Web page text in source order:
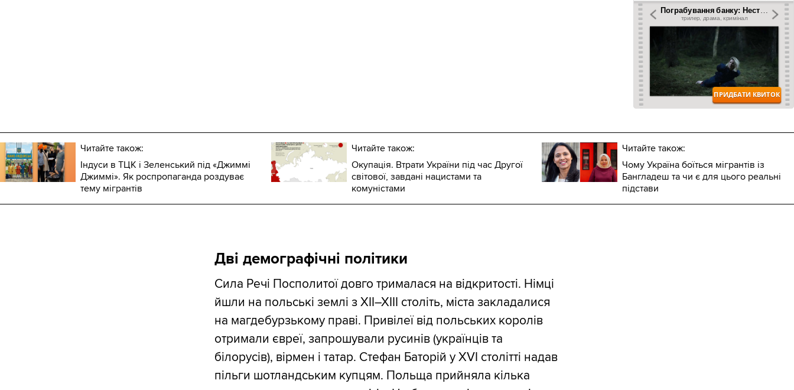
Читайте також:
Індуси в ТЦК і Зеленський під «Джиммі
Джиммі». Як роспропаганда роздуває
тему мігрантів
Читайте також:
Окупація. Втрати України під час Другої
світової, завдані нацистами та
комуністами
Читайте також:
Чому Україна боїться мігрантів із
Бангладеш та чи є для цього реальні
підстави
Дві демографічні політики
Сила Речі Посполитої довго трималася на відкритості. Німці
йшли на польські землі з XII–XIII століть, міста закладалися
на магдебурзькому праві. Привілеї від польських королів
отримали євреї, запрошували русинів (українців та
білорусів), вірмен і татар. Стефан Баторій у XVI столітті надав
пільги шотландським купцям. Польща прийняла кілька